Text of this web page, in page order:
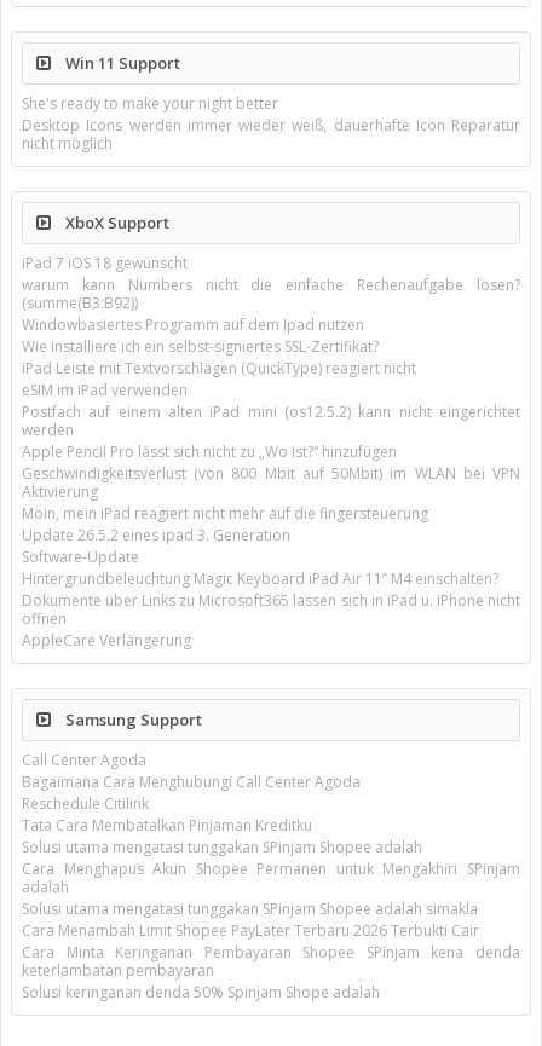
Win 11 Support
She's ready to make your night better
Desktop Icons werden immer wieder weiß, dauerhafte Icon Reparatur
nicht möglich
XboX Support
iPad 7 iOS 18 gewünscht
warum kann Numbers nicht die einfache Rechenaufgabe lösen?
(summe(B3:B92))
Windowbasiertes Programm auf dem Ipad nutzen
Wie installiere ich ein selbst-signiertes SSL-Zertifikat?
iPad Leiste mit Textvorschlägen (QuickType) reagiert nicht
eSIM im iPad verwenden
Postfach auf einem alten iPad mini (os12.5.2) kann nicht eingerichtet
werden
Apple Pencil Pro lässt sich nicht zu „Wo ist?“ hinzufügen
Geschwindigkeitsverlust (von 800 Mbit auf 50Mbit) im WLAN bei VPN
Aktivierung
Moin, mein iPad reagiert nicht mehr auf die fingersteuerung
Update 26.5.2 eines ipad 3. Generation
Software-Update
Hintergrundbeleuchtung Magic Keyboard iPad Air 11’’ M4 einschalten?
Dokumente über Links zu Microsoft365 lassen sich in iPad u. iPhone nicht
öffnen
AppleCare Verlängerung
Samsung Support
Call Center Agoda
Bagaimana Cara Menghubungi Call Center Agoda
Reschedule Citilink
Tata Cara Membatalkan Pinjaman Kreditku
Solusi utama mengatasi tunggakan SPinjam Shopee adalah
Cara Menghapus Akun Shopee Permanen untuk Mengakhiri SPinjam
adalah
Solusi utama mengatasi tunggakan SPinjam Shopee adalah simakla
Cara Menambah Limit Shopee PayLater Terbaru 2026 Terbukti Cair
Cara Minta Keringanan Pembayaran Shopee SPinjam kena denda
keterlambatan pembayaran
Solusi keringanan denda 50% Spinjam Shope adalah